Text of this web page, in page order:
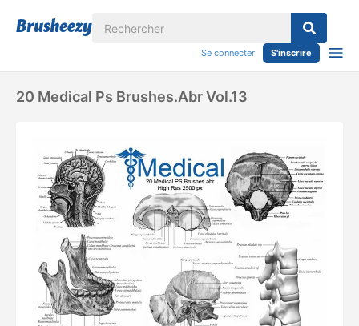
Se connecter S'inscrire
20 Medical Ps Brushes.abr Vol.13